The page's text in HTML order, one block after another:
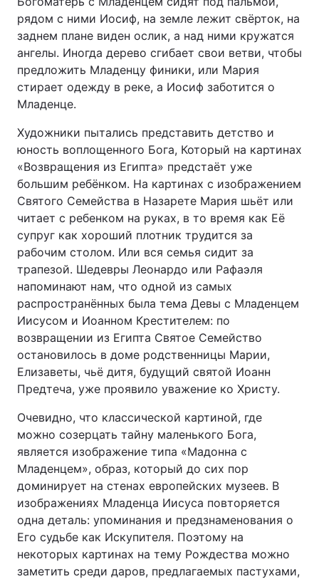
рядом с ними Иосиф, на земле лежит свёрток, на
заднем плане виден ослик, а над ними кружатся
ангелы. Иногда дерево сгибает свои ветви, чтобы
предложить Младенцу финики, или Мария
стирает одежду в реке, а Иосиф заботится о
Младенце.
Художники пытались представить детство и
юность воплощенного Бога, Который на картинах
«Возвращения из Египта» предстаёт уже
большим ребёнком. На картинах с изображением
Святого Семейства в Назарете Мария шьёт или
читает с ребенком на руках, в то время как Её
супруг как хороший плотник трудится за
рабочим столом. Или вся семья сидит за
трапезой. Шедевры Леонардо или Рафаэля
напоминают нам, что одной из самых
распространённых была тема Девы с Младенцем
Иисусом и Иоанном Крестителем: по
возвращении из Египта Святое Семейство
остановилось в доме родственницы Марии,
Елизаветы, чьё дитя, будущий святой Иоанн
Предтеча, уже проявило уважение ко Христу.
Очевидно, что классической картиной, где
можно созерцать тайну маленького Бога,
является изображение типа «Мадонна с
Младенцем», образ, который до сих пор
доминирует на стенах европейских музеев. В
изображениях Младенца Иисуса повторяется
одна деталь: упоминания и предзнаменования о
Его судьбе как Искупителя. Поэтому на
некоторых картинах на тему Рождества можно
заметить среди даров, предлагаемых пастухами,